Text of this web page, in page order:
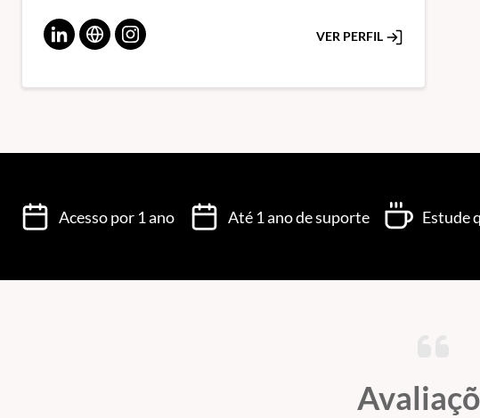
VER PERFIL
Acesso por 1 ano Até 1 ano de suporte Estude